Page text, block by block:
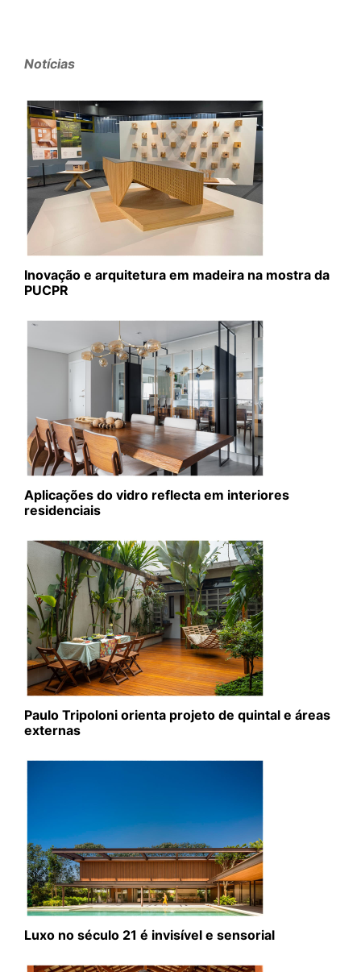
Notícias
Inovação e arquitetura em madeira na mostra da
PUCPR
Aplicações do vidro reflecta em interiores
residenciais
Paulo Tripoloni orienta projeto de quintal e áreas
externas
Luxo no século 21 é invisível e sensorial